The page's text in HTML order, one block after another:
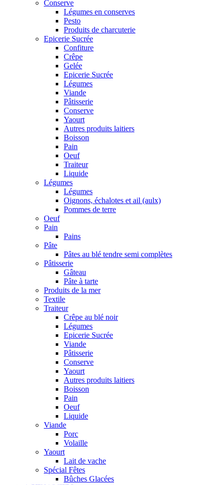
Conserve
Légumes en conserves
Pesto
Produits de charcuterie
Epicerie Sucrée
Confiture
Crêpe
Gelée
Epicerie Sucrée
Légumes
Viande
Pâtisserie
Conserve
Yaourt
Autres produits laitiers
Boisson
Pain
Oeuf
Traiteur
Liquide
Légumes
Légumes
Oignons, échalotes et ail (aulx)
Pommes de terre
Oeuf
Pain
Pains
Pâte
Pâtes au blé tendre semi complètes
Pâtisserie
Gâteau
Pâte à tarte
Produits de la mer
Textile
Traiteur
Crêpe au blé noir
Légumes
Epicerie Sucrée
Viande
Pâtisserie
Conserve
Yaourt
Autres produits laitiers
Boisson
Pain
Oeuf
Liquide
Viande
Porc
Volaille
Yaourt
Lait de vache
Spécial Fêtes
Bûches Glacées